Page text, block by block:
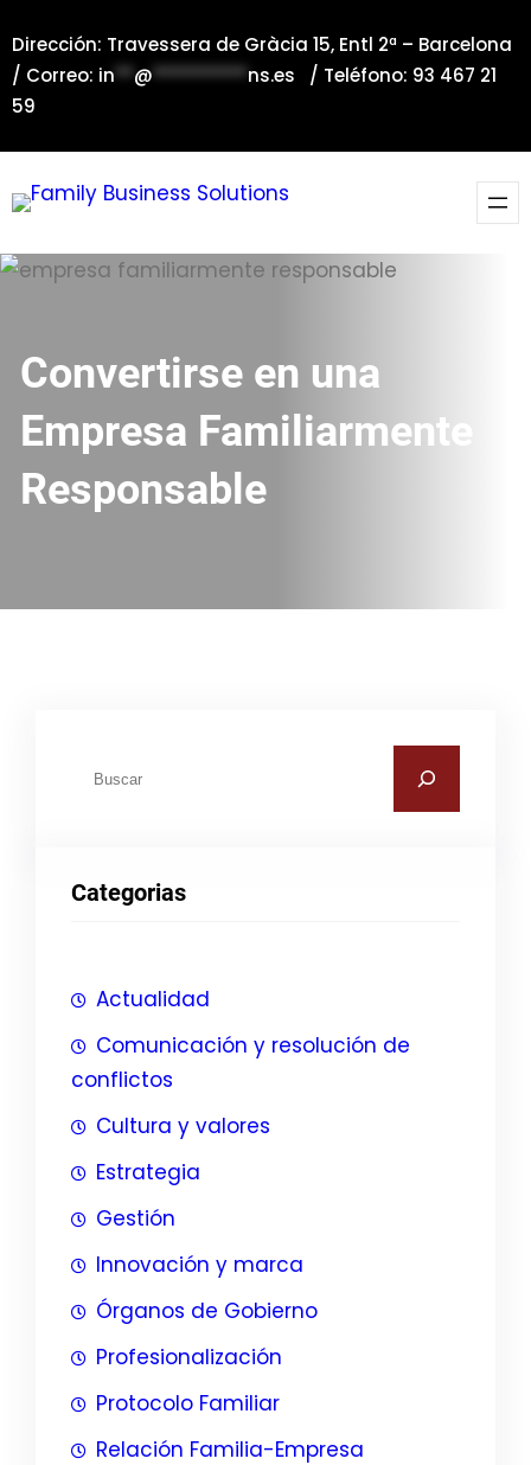
al
contenido
Dirección: Travessera de Gràcia 15, Entl 2ª – Barcelona
/ Correo: in**@**********ns.es / Teléfono: 93 467 21
59
Convertirse en una
Empresa Familiarmente
Responsable
a
Categorias
Actualidad
Comunicación y resolución de
conflictos
Cultura y valores
Estrategia
Gestión
Innovación y marca
Órganos de Gobierno
Profesionalización
Protocolo Familiar
Relación Familia-Empresa